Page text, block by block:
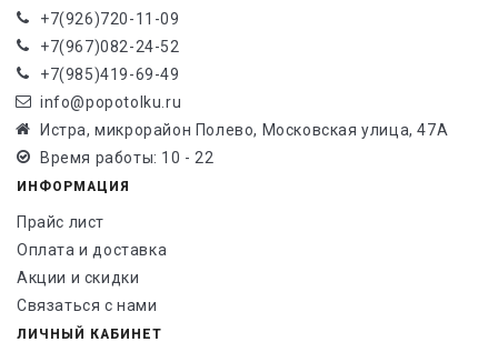
+7(926)720-11-09
+7(967)082-24-52
+7(985)419-69-49
info@popotolku.ru
Истра, микрорайон Полево, Московская улица, 47А
Время работы: 10 - 22
ИНФОРМАЦИЯ
Прайс лист
Оплата и доставка
Акции и скидки
Связаться с нами
ЛИЧНЫЙ КАБИНЕТ